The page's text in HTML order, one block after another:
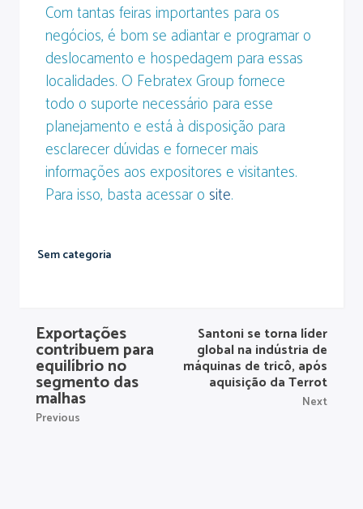
Com tantas feiras importantes para os
negócios, é bom se adiantar e programar o
deslocamento e hospedagem para essas
localidades. O Febratex Group fornece
todo o suporte necessário para esse
planejamento e está à disposição para
esclarecer dúvidas e fornecer mais
informações aos expositores e visitantes.
Para isso, basta acessar o site.
Sem categoria
Exportações
contribuem para
equilíbrio no
segmento das
malhas
Previous
Santoni se torna líder
global na indústria de
máquinas de tricô, após
aquisição da Terrot
Next